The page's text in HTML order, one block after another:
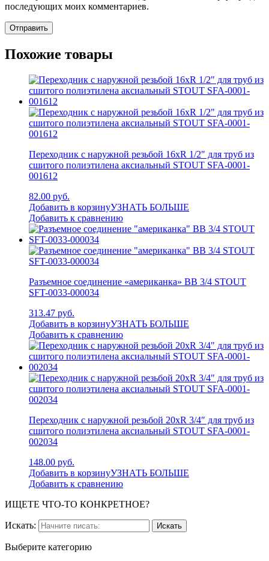
последующих моих комментариев.
Похожие товары
Переходник с наружной резьбой 16xR 1/2″ для труб из
сшитого полиэтилена аксиальный STOUT SFA-0001-
001612
82.00 руб.
Добавить в корзинуУЗНАТЬ БОЛЬШЕ
Добавить к сравнению
Разъемное соединение «американка» ВB 3/4 STOUT
SFT-0033-000034
313.47 руб.
Добавить в корзинуУЗНАТЬ БОЛЬШЕ
Добавить к сравнению
Переходник с наружной резьбой 20xR 3/4″ для труб из
сшитого полиэтилена аксиальный STOUT SFA-0001-
002034
148.00 руб.
Добавить в корзинуУЗНАТЬ БОЛЬШЕ
Добавить к сравнению
ИЩЕТЕ ЧТО-ТО КОНКРЕТНОЕ?
Искать:
Выберите категорию